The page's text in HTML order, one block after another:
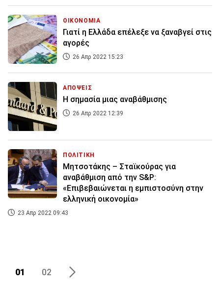
ΟΙΚΟΝΟΜΙΑ
Γιατί η Ελλάδα επέλεξε να ξαναβγεί στις
αγορές
26 Απρ 2022 15:23
ΑΠΟΨΕΙΣ
Η σημασία μιας αναβάθμισης
26 Απρ 2022 12:39
ΠΟΛΙΤΙΚΗ
Μητσοτάκης – Σταϊκούρας για
αναβάθμιση από την S&P:
«Επιβεβαιώνεται η εμπιστοσύνη στην
ελληνική οικονομία»
23 Απρ 2022 09:43
01 02